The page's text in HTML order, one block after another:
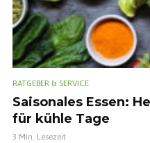
RATGEBER & SERVICE
Saisonales Essen:
für kühle Tage
3 Min. Lesezeit